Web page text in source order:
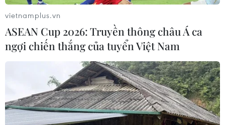
vietnamplus.vn
ASEAN Cup 2026: Truyền thông châu Á ca
ngợi chiến thắng của tuyển Việt Nam